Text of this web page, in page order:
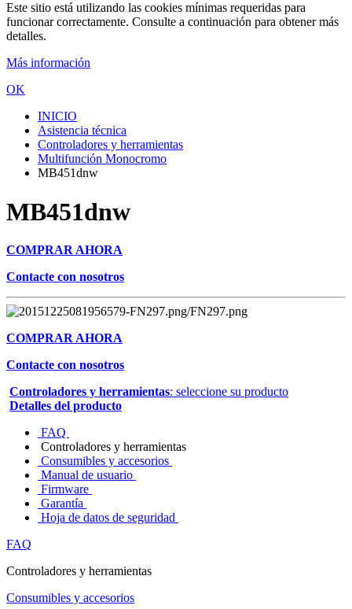
Este sitio está utilizando las cookies mínimas requeridas para
funcionar correctamente. Consulte a continuación para obtener más
detalles.
Más información
OK
INICIO
Asistencia técnica
Controladores y herramientas
Multifunción Monocromo
MB451dnw
MB451dnw
COMPRAR AHORA
Contacte con nosotros
COMPRAR AHORA
Contacte con nosotros
Controladores y herramientas: seleccione su producto
Detalles del producto
FAQ
Controladores y herramientas
Consumibles y accesorios
Manual de usuario
Firmware
Garantía
Hoja de datos de seguridad
FAQ
Controladores y herramientas
Consumibles y accesorios